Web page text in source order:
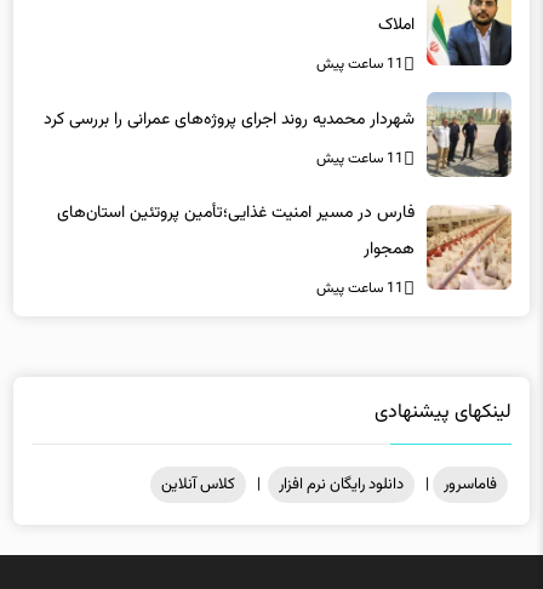
املاک
11 ساعت پیش
شهردار محمدیه روند اجرای پروژه‌های عمرانی را بررسی کرد
11 ساعت پیش
فارس در مسیر امنیت غذایی؛تأمین‌ پروتئین استان‌های
همجوار
11 ساعت پیش
لینکهای پیشنهادی
فاماسرور | دانلود رایگان نرم افزار | کلاس آنلاین